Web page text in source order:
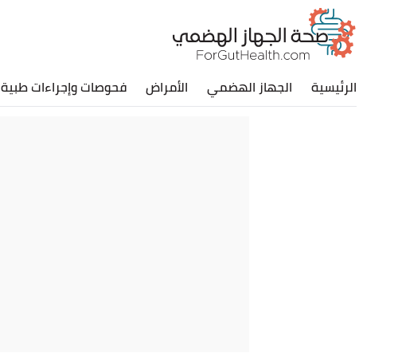
الرئيسية الجهاز الهضمي الأمراض فحوصات وإجراءات طبية